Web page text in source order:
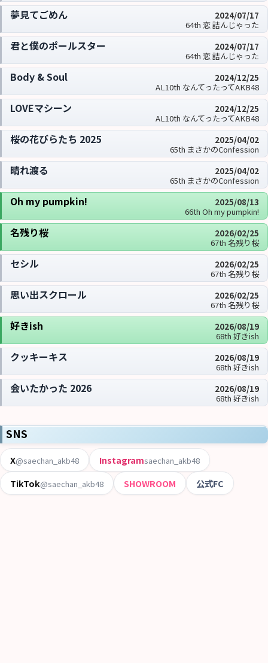
夢見てごめん
2024/07/17
64th 恋 詰んじゃった
君と僕のポールスター
2024/07/17
64th 恋 詰んじゃった
Body & Soul
2024/12/25
AL10th なんてったってAKB48
LOVEマシーン
2024/12/25
AL10th なんてったってAKB48
桜の花びらたち 2025
2025/04/02
65th まさかのConfession
晴れ渡る
2025/04/02
65th まさかのConfession
Oh my pumpkin!
2025/08/13
66th Oh my pumpkin!
名残り桜
2026/02/25
67th 名残り桜
セシル
2026/02/25
67th 名残り桜
思い出スクロール
2026/02/25
67th 名残り桜
好きish
2026/08/19
68th 好きish
クッキーキス
2026/08/19
68th 好きish
会いたかった 2026
2026/08/19
68th 好きish
SNS
X@saechan_akb48 Instagramsaechan_akb48
TikTok@saechan_akb48 SHOWROOM 公式FC